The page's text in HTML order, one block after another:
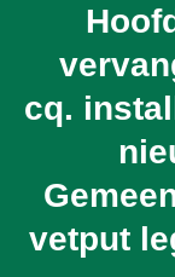
cq.
vetput